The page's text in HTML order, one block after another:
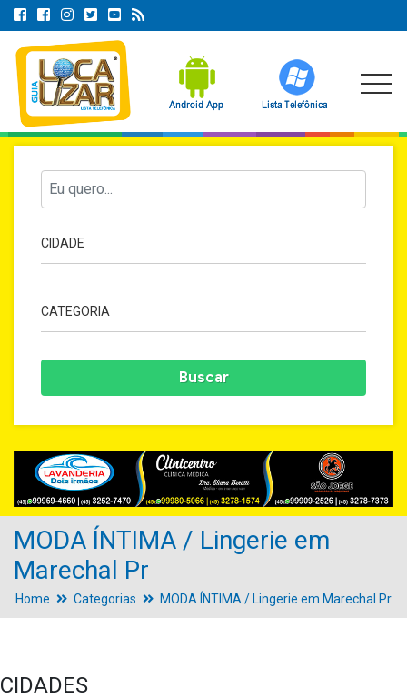
MODA ÍNTIMA / Lingerie em
Marechal Pr
Home Categorias MODA ÍNTIMA / Lingerie em Marechal Pr
CIDADES